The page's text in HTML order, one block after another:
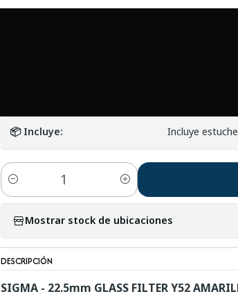
SIGMA pack 22.5mm
📦 Incluye: Incluye
Cantidad
Mostrar stock de ubicaciones
DESCRIPCIÓN
SIGMA - 22.5mm GLASS FILTER Y52